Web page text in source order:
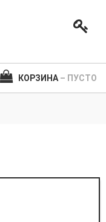
КОРЗИНА – ПУСТО